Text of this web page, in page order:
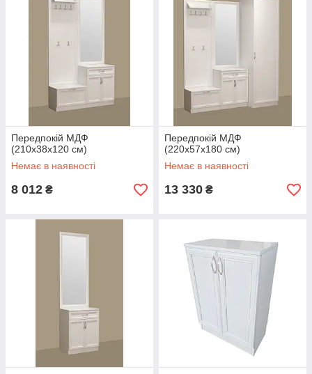
Передпокій МДФ
(210х38х120 см)
Немає в наявності
8 012 ₴
Передпокій МДФ
(220х57х180 см)
Немає в наявності
13 330 ₴